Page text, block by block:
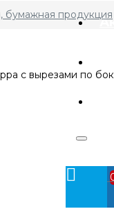
бумажная продукция